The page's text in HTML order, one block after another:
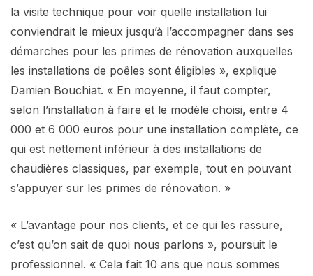
la visite technique pour voir quelle installation lui
conviendrait le mieux jusqu’à l’accompagner dans ses
démarches pour les primes de rénovation auxquelles
les installations de poêles sont éligibles », explique
Damien Bouchiat. « En moyenne, il faut compter,
selon l’installation à faire et le modèle choisi, entre 4
000 et 6 000 euros pour une installation complète, ce
qui est nettement inférieur à des installations de
chaudières classiques, par exemple, tout en pouvant
s’appuyer sur les primes de rénovation. »
« L’avantage pour nos clients, et ce qui les rassure,
c’est qu’on sait de quoi nous parlons », poursuit le
professionnel. « Cela fait 10 ans que nous sommes